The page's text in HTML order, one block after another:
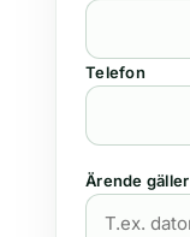
Telefon
Ärende gäller